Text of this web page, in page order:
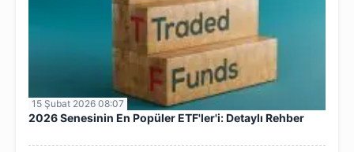
15 Şubat 2026 08:07
2026 Senesinin En Popüler ETF'ler'i: Detaylı Rehber